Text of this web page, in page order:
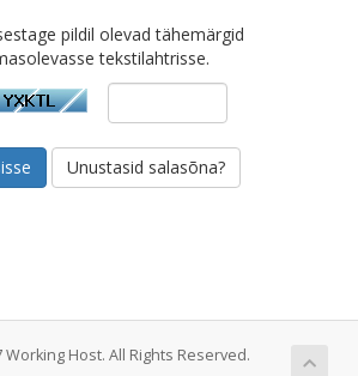
pildil olevad tähemärgid
tekstilahtrisse.
Unustasid salasõna?
Host. All Rights Reserved.